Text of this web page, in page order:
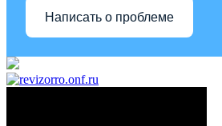
Написать о проблеме